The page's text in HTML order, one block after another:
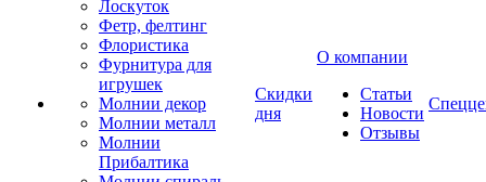
Лоскуток
Фетр, фелтинг
Флористика
Фурнитура для
игрушек
Молнии декор
Молнии металл
Молнии
Прибалтика
Скидки
дня
О компании
Статьи
Новости
Отзывы